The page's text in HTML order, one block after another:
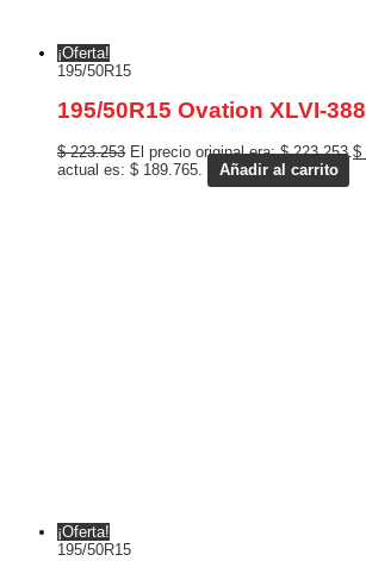
¡Oferta!
195/50R15
195/50R15 Ovation XLVI-388
$223.253 El precio original era: $ 223.253.$
actual es: $ 189.765.
Añadir al carrito
¡Oferta!
195/50R15